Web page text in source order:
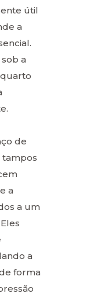
útil
a
a
de
tampos
a
a um
a
forma